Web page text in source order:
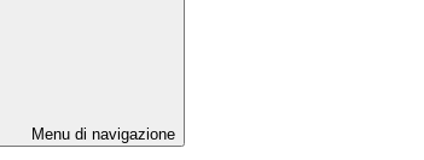
Menu di navigazione